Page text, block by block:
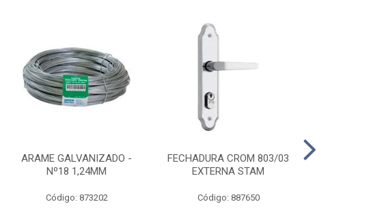
ARAME GALVANIZADO -
Nº18 1,24MM
Código: 873202
FECHADURA CROM 803/03
EXTERNA STAM
Código: 887650